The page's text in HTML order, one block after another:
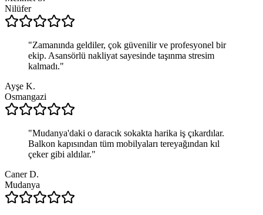
Nilüfer
"Zamanında geldiler, çok güvenilir ve profesyonel bir
ekip. Asansörlü nakliyat sayesinde taşınma stresim
kalmadı."
Ayşe K.
Osmangazi
"Mudanya'daki o daracık sokakta harika iş çıkardılar.
Balkon kapısından tüm mobilyaları tereyağından kıl
çeker gibi aldılar."
Caner D.
Mudanya